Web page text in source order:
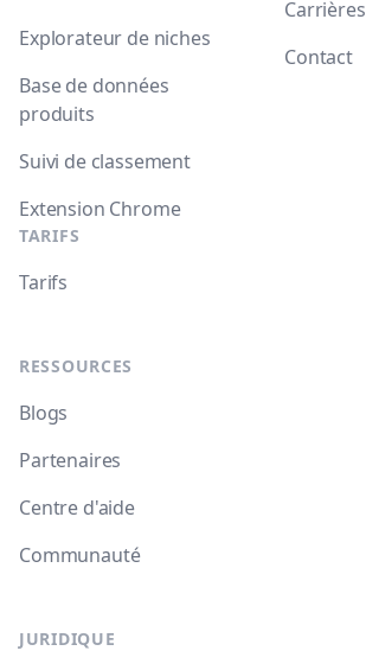
Explorateur de niches
Base de données
produits
Suivi de classement
Extension Chrome
TARIFS
Tarifs
RESSOURCES
Blogs
Partenaires
Centre d'aide
Communauté
JURIDIQUE
Carrières
Contact